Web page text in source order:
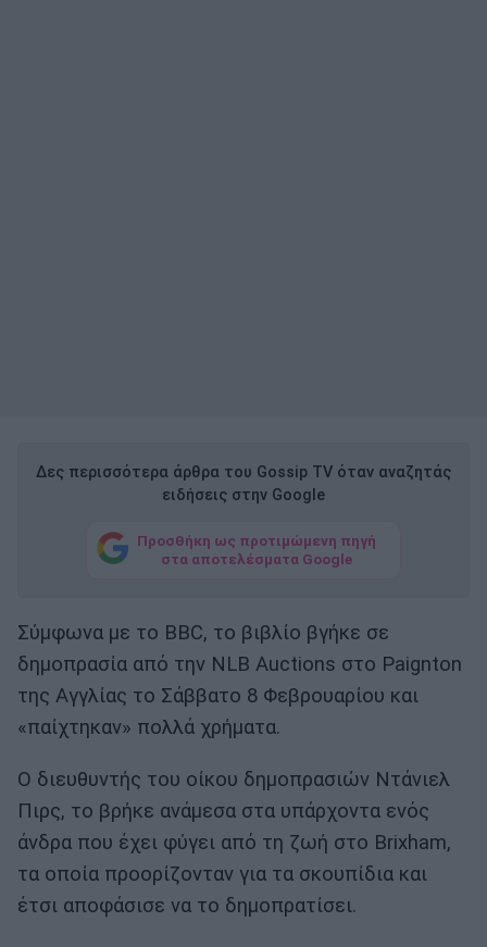
Δες περισσότερα άρθρα του Gossip TV όταν αναζητάς
ειδήσεις στην Google
Προσθήκη ως προτιμώμενη πηγή
στα αποτελέσματα Google
Σύμφωνα με το BBC, το βιβλίο βγήκε σε
δημοπρασία από την NLB Auctions στο Paignton
της Αγγλίας το Σάββατο 8 Φεβρουαρίου και
«παίχτηκαν» πολλά χρήματα.
Ο διευθυντής του οίκου δημοπρασιών Ντάνιελ
Πιρς, το βρήκε ανάμεσα στα υπάρχοντα ενός
άνδρα που έχει φύγει από τη ζωή στο Brixham,
τα οποία προορίζονταν για τα σκουπίδια και
έτσι αποφάσισε να το δημοπρατίσει.